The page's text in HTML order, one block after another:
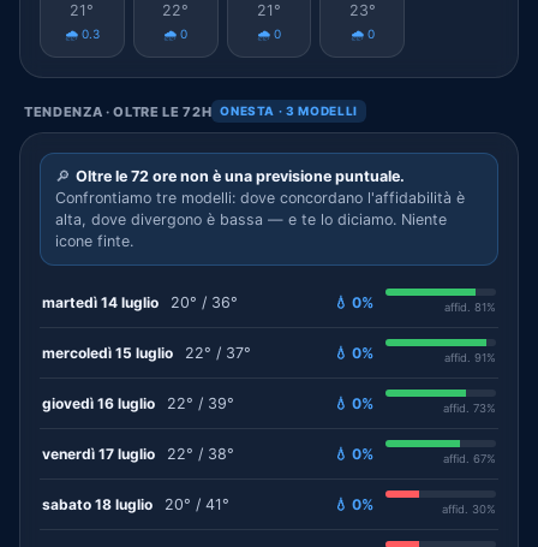
21°
🌧️ 0.3
22°
🌧️ 0
21°
🌧️ 0
23°
🌧️ 0
TENDENZA · OLTRE LE 72H ONESTA · 3 MODELLI
🔎 Oltre le 72 ore non è una previsione puntuale.
Confrontiamo tre modelli: dove concordano l'affidabilità è
alta, dove divergono è bassa — e te lo diciamo. Niente
icone finte.
martedì 14 luglio 20° / 36° 💧 0% affid. 81%
mercoledì 15 luglio 22° / 37° 💧 0% affid. 91%
giovedì 16 luglio 22° / 39° 💧 0% affid. 73%
venerdì 17 luglio 22° / 38° 💧 0% affid. 67%
sabato 18 luglio 20° / 41° 💧 0% affid. 30%